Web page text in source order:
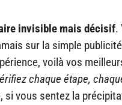
invisible mais décisif.
sur la simple
voilà vos
chaque étape,
si vous sentez la